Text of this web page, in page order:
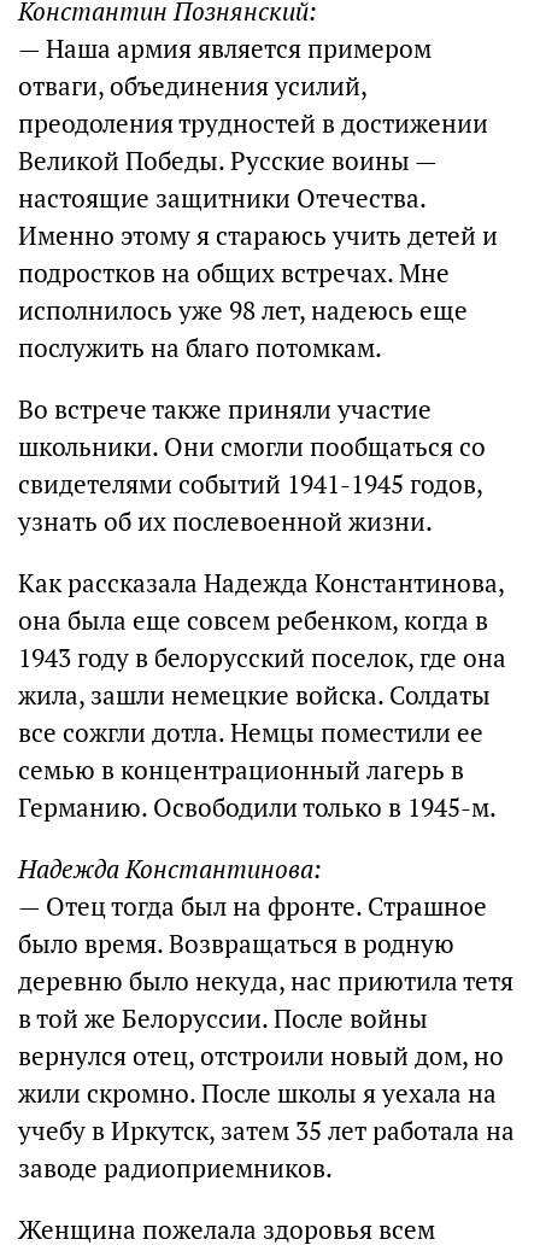
Константин Познянский:
— Наша армия является примером
отваги, объединения усилий,
преодоления трудностей в достижении
Великой Победы. Русские воины —
настоящие защитники Отечества.
Именно этому я стараюсь учить детей и
подростков на общих встречах. Мне
исполнилось уже 98 лет, надеюсь еще
послужить на благо потомкам.
Во встрече также приняли участие
школьники. Они смогли пообщаться со
свидетелями событий 1941-1945 годов,
узнать об их послевоенной жизни.
Как рассказала Надежда Константинова,
она была еще совсем ребенком, когда в
1943 году в белорусский поселок, где она
жила, зашли немецкие войска. Солдаты
все сожгли дотла. Немцы поместили ее
семью в концентрационный лагерь в
Германию. Освободили только в 1945-м.
Надежда Константинова:
— Отец тогда был на фронте. Страшное
было время. Возвращаться в родную
деревню было некуда, нас приютила тетя
в той же Белоруссии. После войны
вернулся отец, отстроили новый дом, но
жили скромно. После школы я уехала на
учебу в Иркутск, затем 35 лет работала на
заводе радиоприемников.
Женщина пожелала здоровья всем